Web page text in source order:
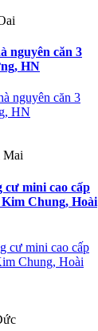
nguyên căn 3
HN
Mai
cư mini cao cấp
Chung, Hoài